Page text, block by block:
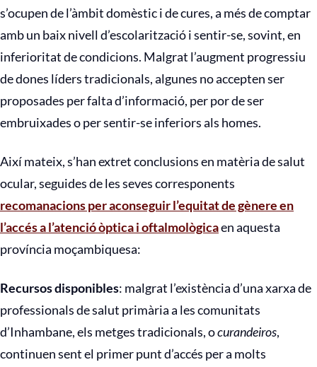
s’ocupen de l’àmbit domèstic i de cures, a més de comptar
amb un baix nivell d’escolarització i sentir-se, sovint, en
inferioritat de condicions. Malgrat l’augment progressiu
de dones líders tradicionals, algunes no accepten ser
proposades per falta d’informació, per por de ser
embruixades o per sentir-se inferiors als homes.
Així mateix, s’han extret conclusions en matèria de salut
ocular, seguides de les seves corresponents
recomanacions per aconseguir l’equitat de gènere en
l’accés a l’atenció òptica i oftalmològicaen aquesta
província moçambiquesa:
Recursos disponibles: malgrat l’existència d’una xarxa de
professionals de salut primària a les comunitats
d’Inhambane, els metges tradicionals, ocurandeiros,
continuen sent el primer punt d’accés per a molts